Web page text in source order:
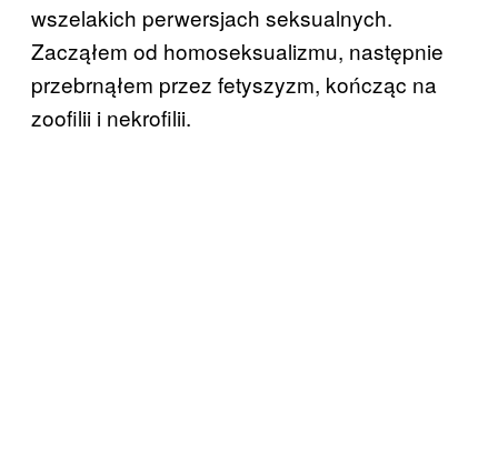
wszelakich perwersjach seksualnych.
Zacząłem od homoseksualizmu, następnie
przebrnąłem przez fetyszyzm, kończąc na
zoofilii i nekrofilii.